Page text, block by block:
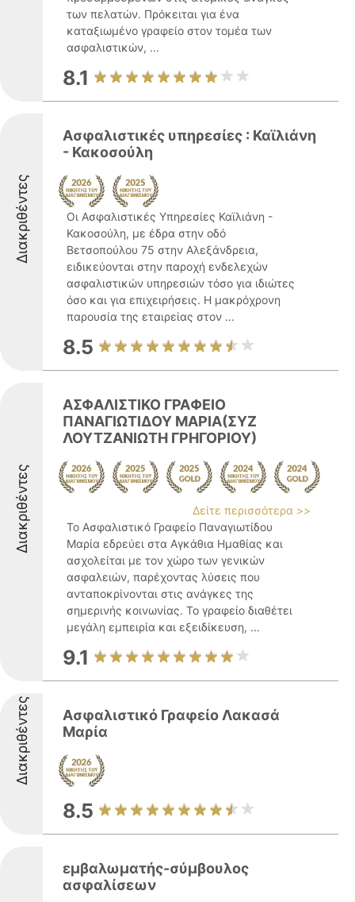
των πελατών. Πρόκειται για ένα
καταξιωμένο γραφείο στον τομέα των
ασφαλιστικών, ...
8.1
Διακριθέντες
Ασφαλιστικές υπηρεσίες : Καϊλιάνη
- Κακοσούλη
Οι Ασφαλιστικές Υπηρεσίες Καϊλιάνη -
Κακοσούλη, με έδρα στην οδό
Βετσοπούλου 75 στην Αλεξάνδρεια,
ειδικεύονται στην παροχή ενδελεχών
ασφαλιστικών υπηρεσιών τόσο για ιδιώτες
όσο και για επιχειρήσεις. Η μακρόχρονη
παρουσία της εταιρείας στον ...
8.5
Διακριθέντες
ΑΣΦΑΛΙΣΤΙΚΟ ΓΡΑΦΕΙΟ
ΠΑΝΑΓΙΩΤΙΔΟΥ ΜΑΡΙΑ(ΣΥΖ
ΛΟΥΤΖΑΝΙΩΤΗ ΓΡΗΓΟΡΙΟΥ)
Δείτε περισσότερα >>
Το Ασφαλιστικό Γραφείο Παναγιωτίδου
Μαρία εδρεύει στα Αγκάθια Ημαθίας και
ασχολείται με τον χώρο των γενικών
ασφαλειών, παρέχοντας λύσεις που
ανταποκρίνονται στις ανάγκες της
σημερινής κοινωνίας. Το γραφείο διαθέτει
μεγάλη εμπειρία και εξειδίκευση, ...
9.1
Διακριθέντες
Ασφαλιστικό Γραφείο Λακασά
Μαρία
8.5
εμβαλωματής-σύμβουλος
ασφαλίσεων